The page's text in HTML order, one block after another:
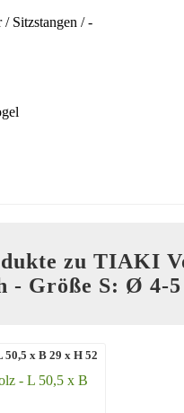
Sitzstangen / -
zu TIAKI
- Größe S: Ø 4-
x B 29 x H 52